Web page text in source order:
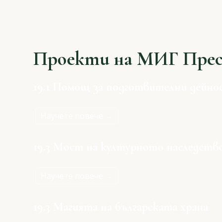
Проекти на МИГ